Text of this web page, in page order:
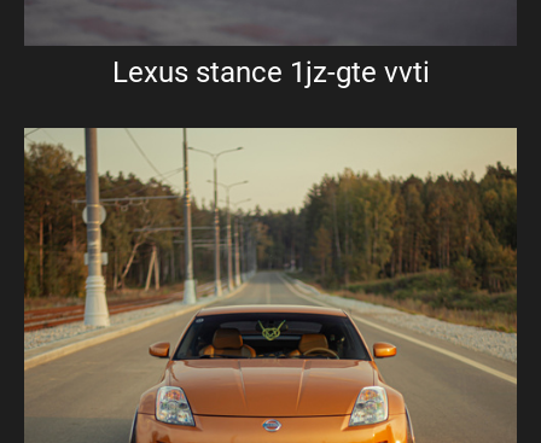
Lexus stance 1jz-gte vvti